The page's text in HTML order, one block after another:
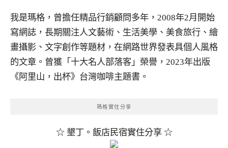
我是瑪格，曾擔任精品行銷顧問多年，2008年2月開始
寫網誌，長期關注人文藝術、生活美學、美食旅行、繪
畫攝影、文字創作等題材，在網路世界發表具個人風格
的文章。曾獲「十大名人部落客」榮譽，2023年出版
《阿里山，出杯》台灣咖啡主題書。
瑪格實住分享
☆ 墾丁。飯店民宿實住分享 ☆